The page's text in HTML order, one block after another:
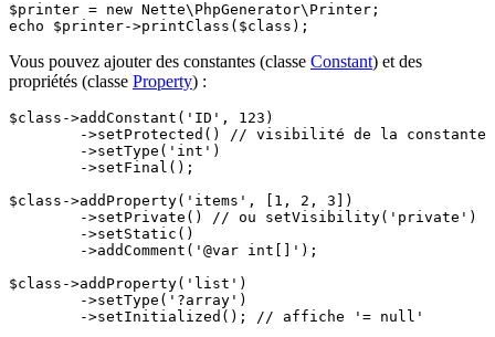
$printer = new Nette\PhpGenerator\Printer;
Vous pouvez ajouter des constantes (classe Constant) et des
propriétés (classe Property) :
$class->addConstant('ID', 123)
$class->addProperty('items', [1, 2, 3])
$class->addProperty('list')